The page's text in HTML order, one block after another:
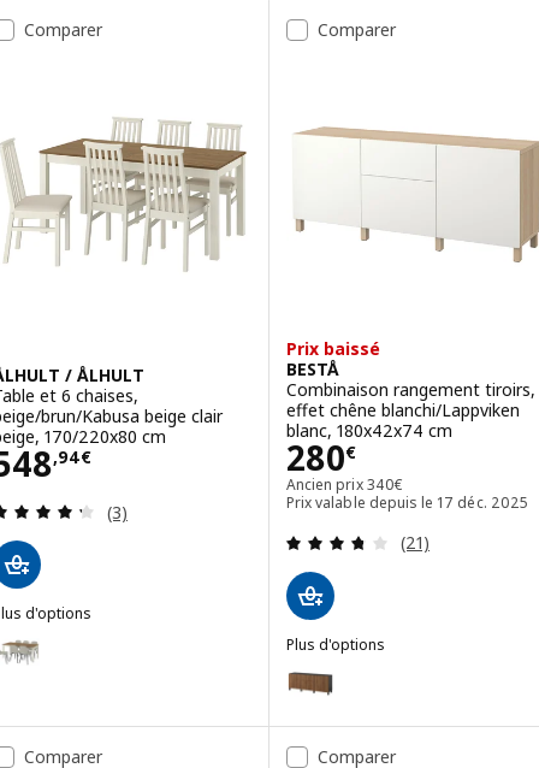
Liste des résultats
Comparer
/ ÅLHULT
et 6 chaises,
brun/Kabusa beige clair
170/220x80 cm
,94€
548,94€
Révision: 4.3 hors de 5 étoiles. Nombre total de
(3)
d'options
: ÅLHULT / NORDMANSSKÄR, Table et 6 chaises, beige/
: ÅLHULT / ÅLHULT, Table et 6 chaises, noir/brun/Bomstad
Comparer
Prix baissé
BESTÅ
Combinaison rangement tiroirs,
effet chêne blanchi/Lappviken
blanc, 180x42x74 cm
280€
Prix 280€
Ancien prix340€
Ancien prix 340€
Prix valable depuis le 17 déc. 2025
Révision: 3.7
(21)
Plus d'options
Option : BESTÅ, Combinaison
Comparer Comparer